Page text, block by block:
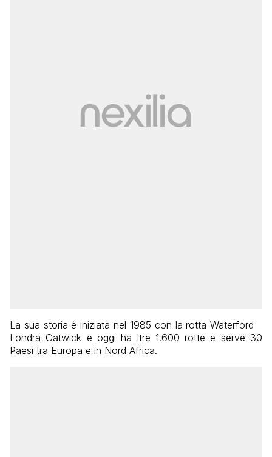
La sua storia è iniziata nel 1985 con la rotta Waterford –
Londra Gatwick e oggi ha ltre 1.600 rotte e serve 30
Paesi tra Europa e in Nord Africa.